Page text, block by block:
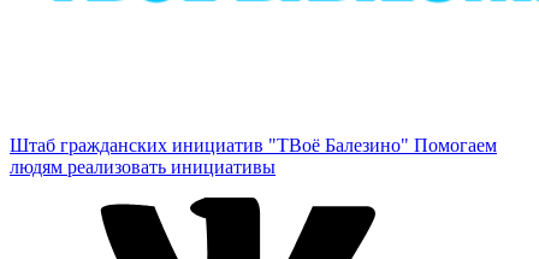
Штаб гражданских инициатив "ТВоё Балезино" Помогаем
людям реализовать инициативы